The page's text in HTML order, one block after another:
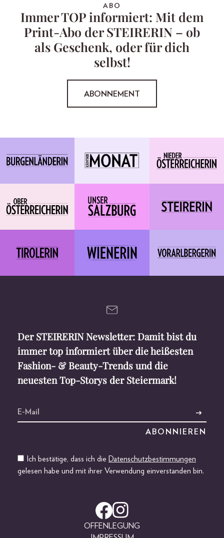
ABO
Immer TOP informiert: Mit dem
Print-Abo der STEIRERIN – ob
als Geschenk, oder für dich
selbst!
ABONNEMENT
Der STEIRERIN Newsletter: Damit bist du
immer top informiert über die heißesten
Fashion- & Beauty-Trends und die
neuesten Top-Storys der Steiermark!
Ich bestätige, dass ich die Datenschutzbestimmungen
gelesen habe und mit ihrer Verwendung einverstanden bin.
OFFENLEGUNG